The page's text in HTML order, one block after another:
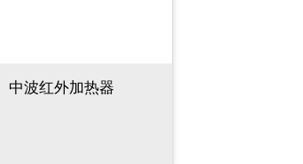
中波红外加热器